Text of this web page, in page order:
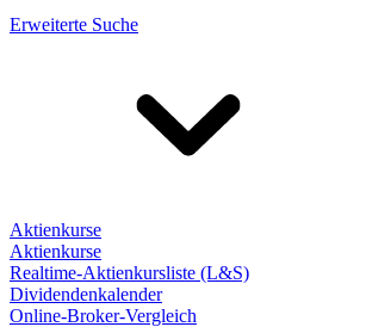
Erweiterte Suche
Aktienkurse
Aktienkurse
Realtime-Aktienkursliste (L&S)
Dividendenkalender
Online-Broker-Vergleich